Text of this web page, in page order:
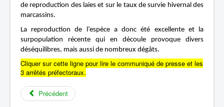
de reproduction des laies et sur le taux de survie hivernal des
marcassins.
La reproduction de l’espèce a donc été excellente et la
surpopulation récente qui en découle provoque divers
déséquilibres, mais aussi de nombreux dégâts.
Cliquer sur cette ligne pour lire le communiqué de presse et les
3 arrêtés préfectoraux.
Précédent